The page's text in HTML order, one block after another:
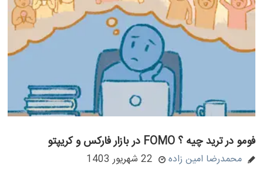
فومو در ترید چیه ؟ FOMO در بازار فارکس و کریپتو
محمدرضا امین زاده 22 شهریور 1403